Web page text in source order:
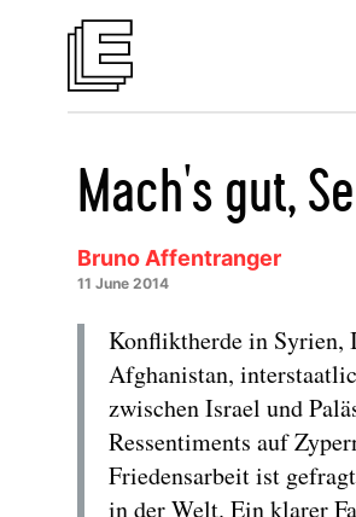
Mach's gut,
Bruno Affentranger
11 June 2014
Konfliktherde in Syrien,
Afghanistan,
zwischen Israel und
Ressentiments auf
Friedensarbeit ist
in der Welt. Ein klarer